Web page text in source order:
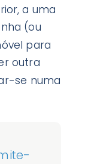
a uma
(ou
para
outra
se numa